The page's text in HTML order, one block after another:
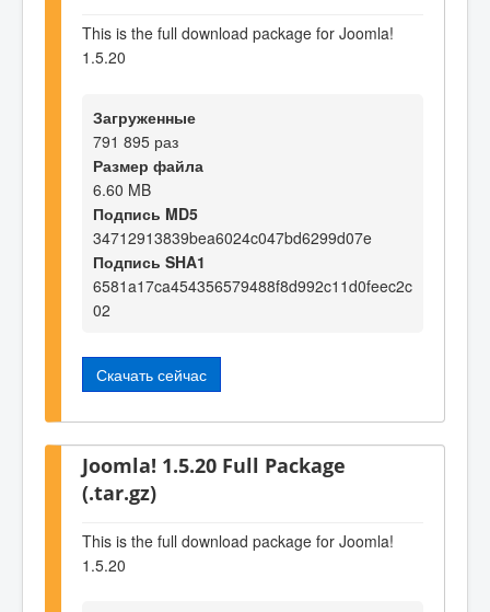
This is the full download package for Joomla!
1.5.20
Загруженные
791 895 раз
Размер файла
6.60 MB
Подпись MD5
34712913839bea6024c047bd6299d07e
Подпись SHA1
6581a17ca454356579488f8d992c11d0feec2c
02
Скачать сейчас
Joomla! 1.5.20 Full Package
(.tar.gz)
This is the full download package for Joomla!
1.5.20